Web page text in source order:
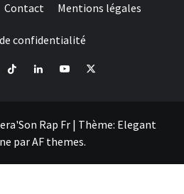
Contact Mentions légales
confidentialité
Tiktok LinkedInYoutube
X
Rap Fr | Thème: Elegant
parAF themes.